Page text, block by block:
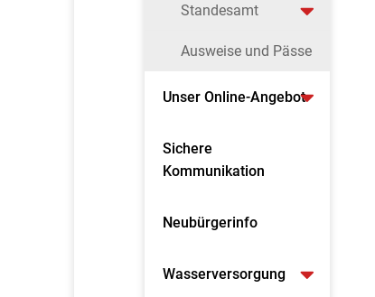
Standesamt
Ausweise und Pässe
Unser Online-Angebot
Sichere
Kommunikation
Neubürgerinfo
Wasserversorgung